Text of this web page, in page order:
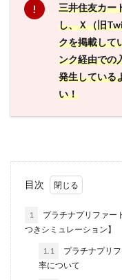
三井住友カー
し、Ｘ（旧
クを掲載して
ンク経由での
発生している
い！
目次
1
プラチナプリファー
つきシミュレーション】
1.1
プラチナプリ
率について